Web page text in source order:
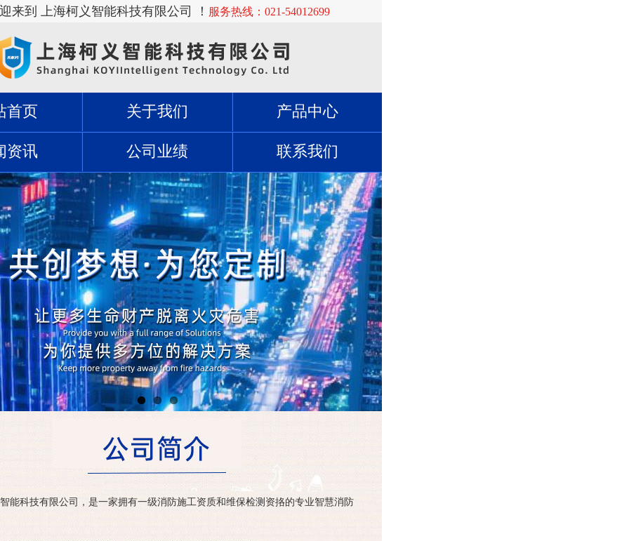
来到 上海柯义智能科技有限公司 ！ 服务热线：021-54012699
首页 关于我们 产品中心
资讯 公司业绩 联系我们
能科技有限公司，是一家拥有一级消防施工资质和维保检测资挌的专业智慧消防